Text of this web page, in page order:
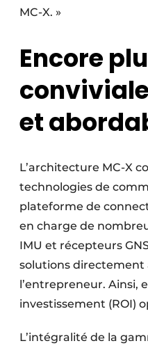
MC-X. »
Encore
conviviale
et
L’architecture MC-X
technologies de
plateforme de
en charge de
IMU et récepteurs
solutions directement
l’entrepreneur. Ainsi,
investissement (ROI)
L’intégralité de la